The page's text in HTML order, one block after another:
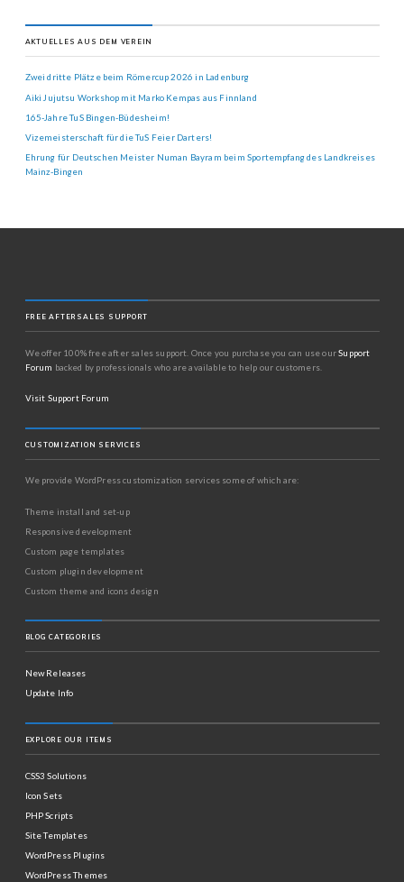
AKTUELLES AUS DEM VEREIN
Zwei dritte Plätze beim Römercup 2026 in Ladenburg
Aiki Jujutsu Workshop mit Marko Kempas aus Finnland
165-Jahre TuS Bingen-Büdesheim!
Vizemeisterschaft für die TuS Feier Darters!
Ehrung für Deutschen Meister Numan Bayram beim Sportempfang des Landkreises
Mainz-Bingen
FREE AFTERSALES SUPPORT
We offer 100% free after sales support. Once you purchase you can use ourSupport
Forum backed by professionals who are available to help our customers.
Visit Support Forum
CUSTOMIZATION SERVICES
We provide WordPress customization services some of which are:
Theme install and set-up
Responsive development
Custom page templates
Custom plugin development
Custom theme and icons design
BLOG CATEGORIES
New Releases
Update Info
EXPLORE OUR ITEMS
CSS3 Solutions
Icon Sets
PHP Scripts
Site Templates
WordPress Plugins
WordPress Themes